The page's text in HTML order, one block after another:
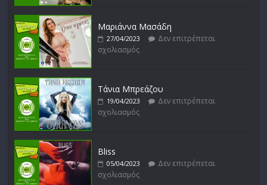
σχολιασμός
σχολιασμός
Μαριάννα Μασάδη
27/04/2023
Δεν επιτρέπεται
σχολιασμός
Τάνια Μπρεάζου
19/04/2023
Δεν επιτρέπεται
σχολιασμός
Bliss
05/04/2023
Δεν επιτρέπεται
σχολιασμός